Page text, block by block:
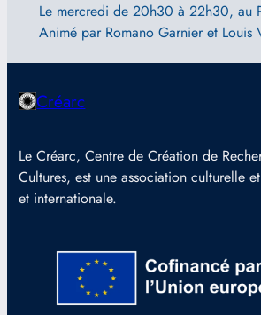
Le mercredi de 20h30 à 22h30, au
Animé par Romano Garnier et Louis
Créarc
Le Créarc, Centre de Création de
Cultures, est une association culturelle
et internationale.